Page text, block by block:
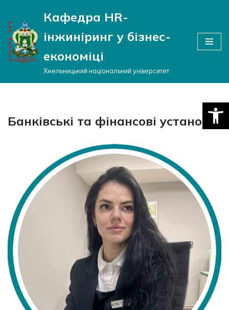
Перейти
до
вмісту
Кафедра HR-
інжиніринг у бізнес-
економіці
Хмельницький національний університет
Банківські та фінансові установи